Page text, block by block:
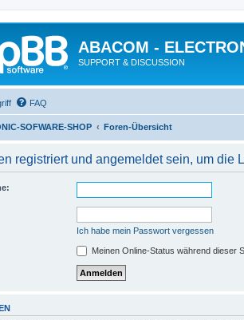
ABACOM -
SUPPORT & DISCUSSION
FAQ
SOFWARE-SHOP Foren-Übersicht
registriert und angemeldet sein, um die
Ich habe mein Passwort vergessen
Meinen Online-Status während dieser